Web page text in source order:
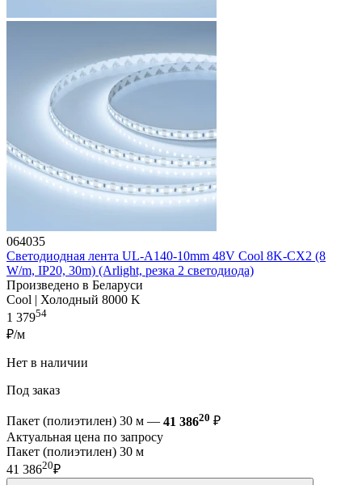
064035
Светодиодная лента UL-A140-10mm 48V Cool 8K-CX2 (8
W/m, IP20, 30m) (Arlight, резка 2 светодиода)
Произведено в Беларуси
Cool | Холодный 8000 K
1 37954
₽/м
Нет в наличии
Под заказ
Пакет (полиэтилен) 30 м — 41 38620 ₽
Актуальная цена по запросу
Пакет (полиэтилен) 30 м
41 38620₽